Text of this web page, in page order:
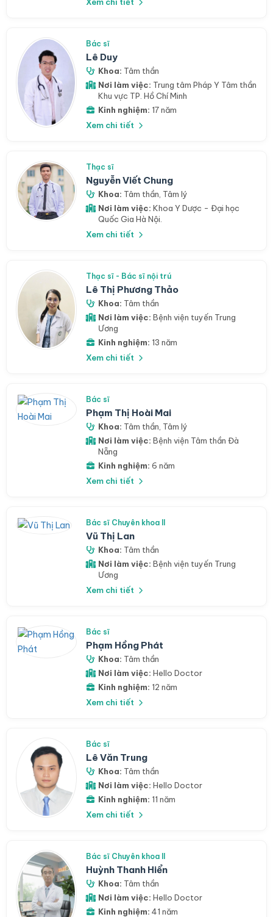
Bác sĩ
Lê Duy
Khoa: Tâm thần
Nơi làm việc: Trung tâm Pháp Y Tâm thần
Khu vực TP. Hồ Chí Minh
Kinh nghiệm: 17 năm
Xem chi tiết
Thạc sĩ
Nguyễn Viết Chung
Khoa: Tâm thần Tâm lý
Nơi làm việc: Khoa Y Dược - Đại học
Quốc Gia Hà Nội.
Xem chi tiết
Thạc sĩ - Bác sĩ nội trú
Lê Thị Phương Thảo
Khoa: Tâm thần
Nơi làm việc: Bệnh viện tuyến Trung
Ương
Kinh nghiệm: 13 năm
Xem chi tiết
Bác sĩ
Phạm Thị Hoài Mai
Khoa: Tâm thần Tâm lý
Nơi làm việc: Bệnh viện Tâm thần Đà
Nẵng
Kinh nghiệm: 6 năm
Xem chi tiết
Bác sĩ Chuyên khoa II
Vũ Thị Lan
Khoa: Tâm thần
Nơi làm việc: Bệnh viện tuyến Trung
Ương
Xem chi tiết
Bác sĩ
Phạm Hồng Phát
Khoa: Tâm thần
Nơi làm việc: Hello Doctor
Kinh nghiệm: 12 năm
Xem chi tiết
Bác sĩ
Lê Văn Trung
Khoa: Tâm thần
Nơi làm việc: Hello Doctor
Kinh nghiệm: 11 năm
Xem chi tiết
Bác sĩ Chuyên khoa II
Huỳnh Thanh Hiển
Khoa: Tâm thần
Nơi làm việc: Hello Doctor
Kinh nghiệm: 41 năm